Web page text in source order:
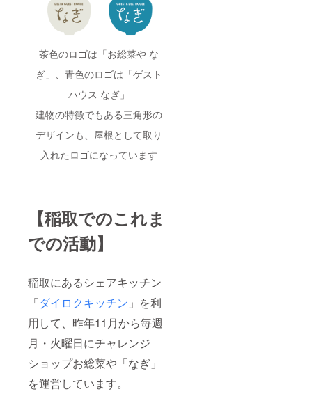
茶色のロゴは「お総菜や な
ぎ」、青色のロゴは「ゲスト
ハウス なぎ」
建物の特徴でもある三角形の
デザインも、屋根として取り
入れたロゴになっています
【稲取でのこれま
での活動】
稲取にあるシェアキッチン
「ダイロクキッチン 」を利
用して、昨年11月から毎週
月・火曜日にチャレンジ
ショップお総菜や「なぎ」
を運営しています。